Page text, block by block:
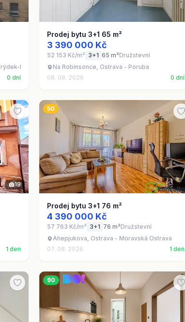
Místek
0 dní
Prodej bytu 3+1 65 m²
3 390 000 Kč
52 153 Kč/m² 3+1 65 m²Družstevní
Na Robinsonce, Ostrava - Poruba
08. 08. 2026
0 dní
19
1 den
50
Prodej bytu 3+1 76 m²
4 390 000 Kč
57 763 Kč/m² 3+1 76 m²Družstevní
Ahepjukova, Ostrava - Moravská Ostrava
07. 08. 2026
1 den
90